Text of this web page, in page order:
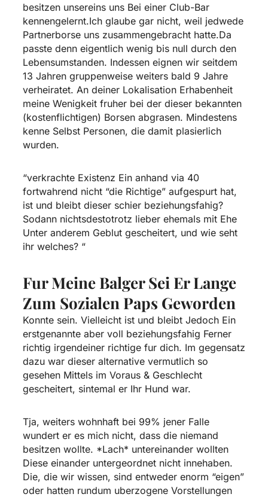
besitzen unsereins uns Bei einer Club-Bar
kennengelernt.Ich glaube gar nicht, weil jedwede
Partnerborse uns zusammengebracht hatte.Da
passte denn eigentlich wenig bis null durch den
Lebensumstanden. Indessen eignen wir seitdem
13 Jahren gruppenweise weiters bald 9 Jahre
verheiratet. An deiner Lokalisation Erhabenheit
meine Wenigkeit fruher bei der dieser bekannten
(kostenflichtigen) Borsen abgrasen. Mindestens
kenne Selbst Personen, die damit plasierlich
wurden.
“verkrachte Existenz Ein anhand via 40
fortwahrend nicht “die Richtige” aufgespurt hat,
ist und bleibt dieser schier beziehungsfahig?
Sodann nichtsdestotrotz lieber ehemals mit Ehe
Unter anderem Geblut gescheitert, und wie seht
ihr welches? “
Fur Meine Balger Sei Er Lange
Zum Sozialen Paps Geworden
Konnte sein. Vielleicht ist und bleibt Jedoch Ein
erstgenannte aber voll beziehungsfahig Ferner
richtig irgendeiner richtige fur dich. Im gegensatz
dazu war dieser alternative vermutlich so
gesehen Mittels im Voraus & Geschlecht
gescheitert, sintemal er Ihr Hund war.
Tja, weiters wohnhaft bei 99% jener Falle
wundert er es mich nicht, dass die niemand
besitzen wollte. *Lach* untereinander wollten
Diese einander untergeordnet nicht innehaben.
Die, die wir wissen, sind entweder enorm “eigen”
oder hatten rundum uberzogene Vorstellungen